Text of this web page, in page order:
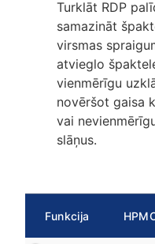
Turklāt RDP
samazināt
virsmas
atvieglo
vienmērīgu
novēršot gaisa
vai
slāņus.
Funkcija